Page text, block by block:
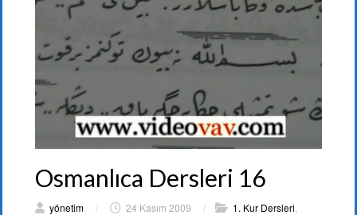
Osmanlıca Dersleri 16
yönetim / 24 Kasım 2009 / 1. Kur Dersleri